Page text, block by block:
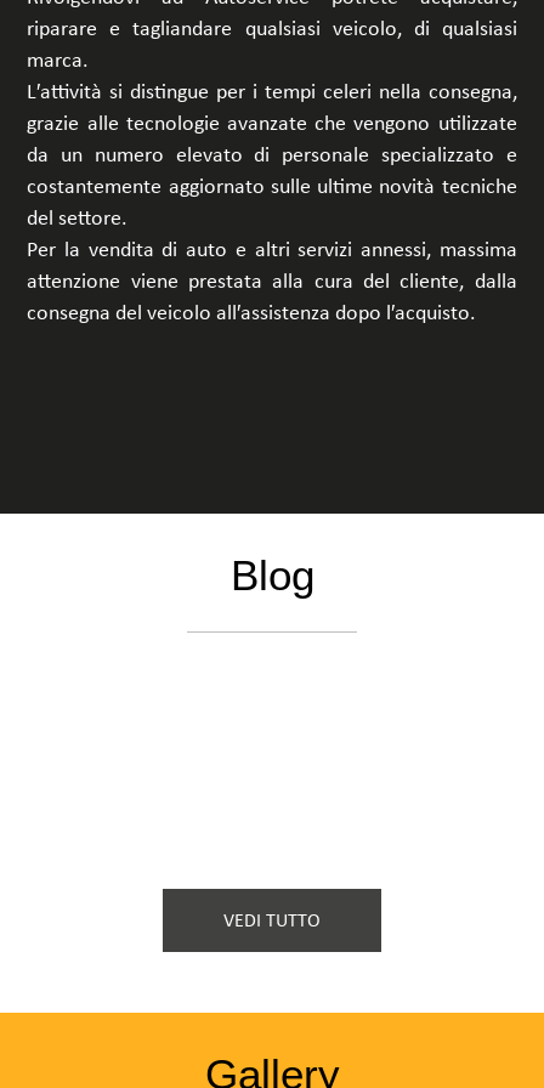
riparare e tagliandare qualsiasi veicolo, di qualsiasi
marca.
L′attività si distingue per i tempi celeri nella consegna,
grazie alle tecnologie avanzate che vengono utilizzate
da un numero elevato di personale specializzato e
costantemente aggiornato sulle ultime novità tecniche
del settore.
Per la vendita di auto e altri servizi annessi, massima
attenzione viene prestata alla cura del cliente, dalla
consegna del veicolo all′assistenza dopo l′acquisto.
Blog
VEDI TUTTO
Gallery